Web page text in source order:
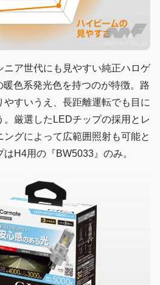
ニア世代にも見やすい純正ハロゲ
色系発光色を持つのが特徴。路
すいうえ、長距離運転でも目に
厳選したLEDチップの採用とレ
グによって広範囲照射も可能と
H4用の『BW5033』のみ。